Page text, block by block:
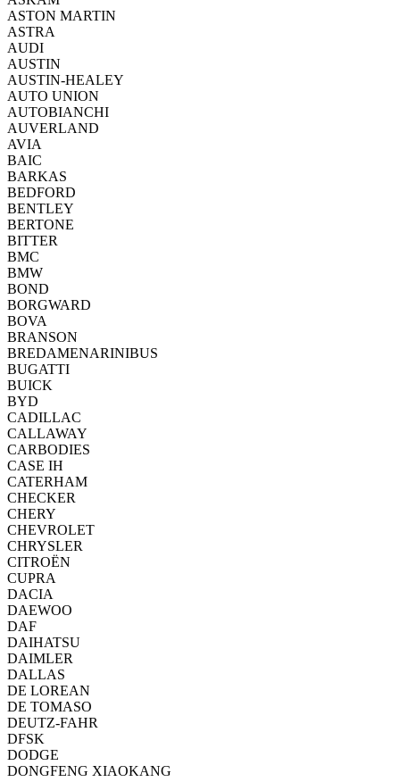
ASTON MARTIN
ASTRA
AUDI
AUSTIN
AUSTIN-HEALEY
AUTO UNION
AUTOBIANCHI
AUVERLAND
AVIA
BAIC
BARKAS
BEDFORD
BENTLEY
BERTONE
BITTER
BMC
BMW
BOND
BORGWARD
BOVA
BRANSON
BREDAMENARINIBUS
BUGATTI
BUICK
BYD
CADILLAC
CALLAWAY
CARBODIES
CASE IH
CATERHAM
CHECKER
CHERY
CHEVROLET
CHRYSLER
CITROËN
CUPRA
DACIA
DAEWOO
DAF
DAIHATSU
DAIMLER
DALLAS
DE LOREAN
DE TOMASO
DEUTZ-FAHR
DFSK
DODGE
DONGFENG XIAOKANG